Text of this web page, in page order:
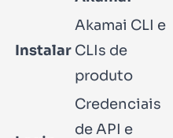
Instalar
Akamai CLI e
CLIs de
produto
Credenciais
de API e